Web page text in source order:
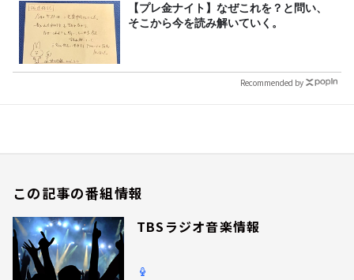
【プレ金ナイト】なぜこれを？と問い、
そこから今を読み解いていく。
Recommended by
この記事の番組情報
TBSラジオ音楽情報